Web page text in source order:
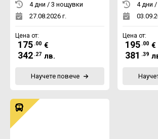
4 дни / 3 нощувки
27.08.2026 г.
Цена от:
175 .00 €
342 .27 лв.
Научете повече
Цена от:
195 .00 €
381 .39